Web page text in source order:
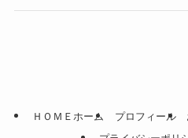
ＨＯＭＥホーム プロフィール